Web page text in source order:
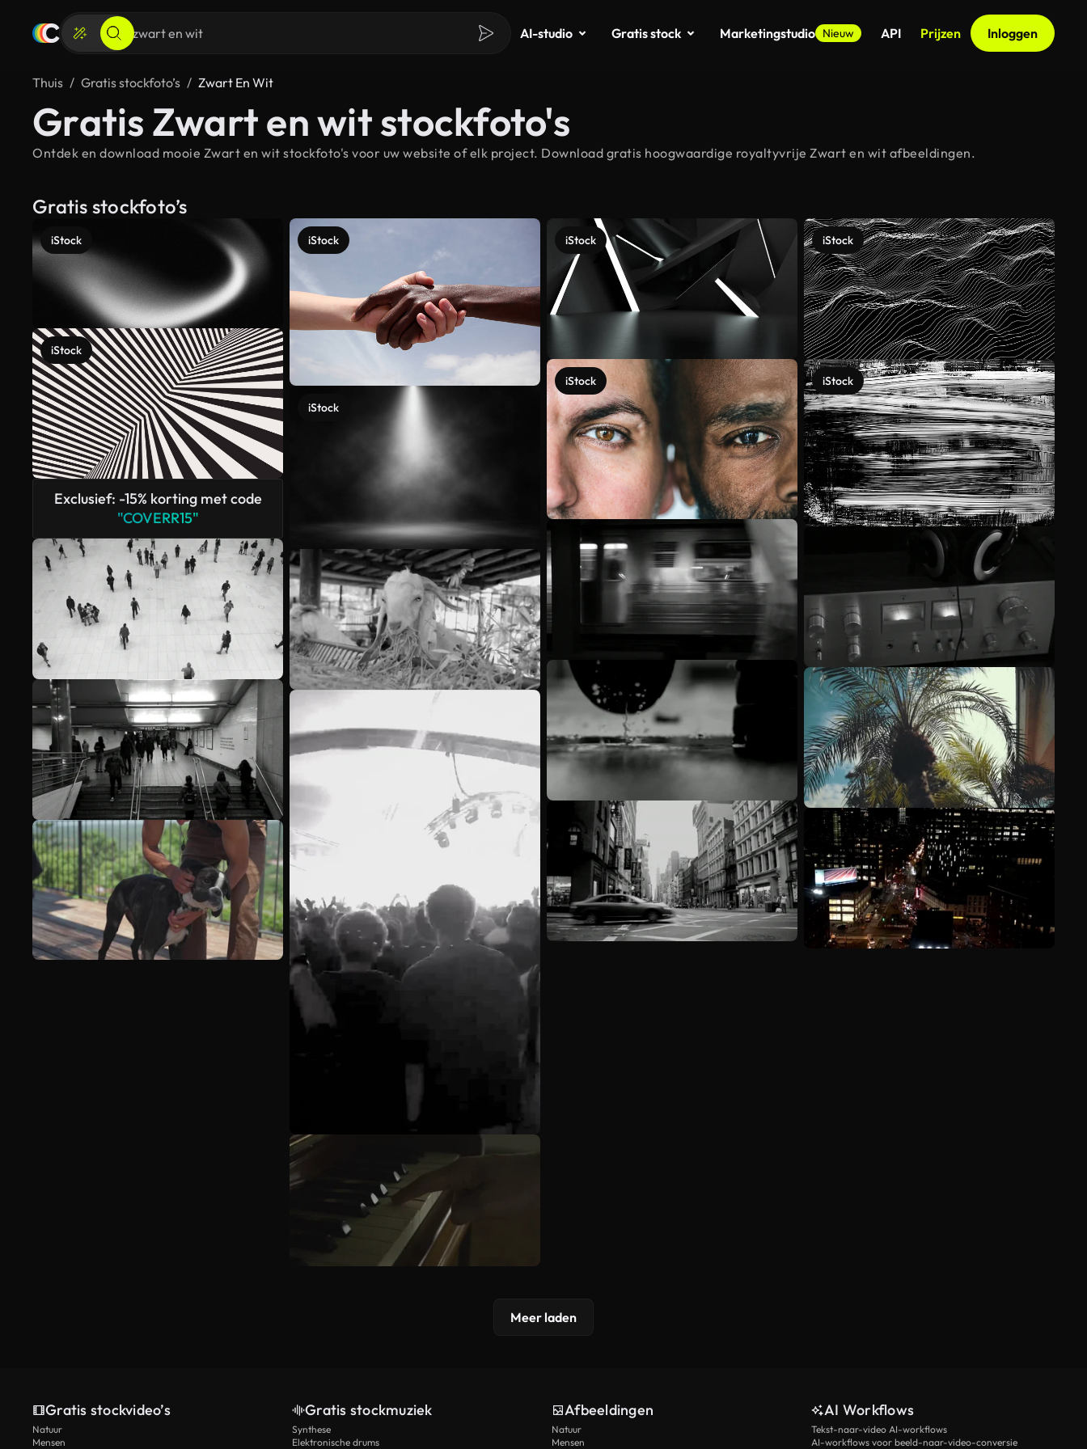
AI-studio Gratis stock Marketingstudio Nieuw API Prijzen Inloggen
Thuis Gratis stockfoto’s Zwart En Wit
Gratis Zwart en wit stockfoto's
Ontdek en download mooie Zwart en wit stockfoto's voor uw website of elk project. Download gratis hoogwaardige royaltyvrije Zwart en wit afbeeldingen.
Gratis stockfoto’s
iStock
iStock
Exclusief: -15% korting met code
"COVERR15"
iStock
iStock
iStock
iStock
iStock
iStock
Meer bekijken
Meer laden
Gratis stockvideo’s
Natuur
Mensen
Gratis stockmuziek
Synthese
Elektronische drums
Afbeeldingen
Natuur
Mensen
AI Workflows
Tekst-naar-video AI-workflows
AI-workflows voor beeld-naar-video-conversie